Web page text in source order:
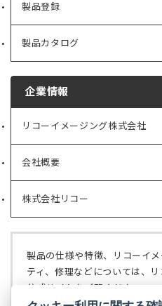
製品登録
製品カタログ
企業情報
リコーイメージング株式会社
（新
タ
ブ
で
開
く）
会社概要
（新
タ
ブ
く）
株式会社リコー
（新
ブ
開
製品の仕様や特徴、リコーイ
ティ、修理などについては、
公式サイトをご覧ください。